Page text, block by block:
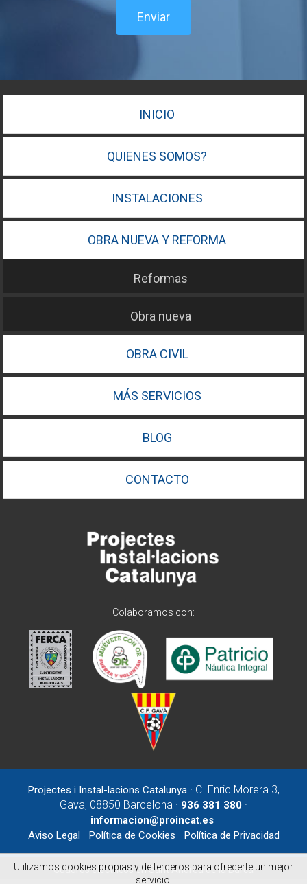
Enviar
INICIO
QUIENES SOMOS?
INSTALACIONES
OBRA NUEVA Y REFORMA
Reformas
Obra nueva
OBRA CIVIL
MÁS SERVICIOS
BLOG
CONTACTO
Colaboramos con:
Projectes i Instal-lacions Catalunya· C. Enric Morera 3,
Gava, 08850 Barcelona · 936 381 380 ·
informacion@proincat.es
Aviso Legal - Política de Cookies - Política de Privacidad
Cuadros eléctricos en Sant Andreu de la Barca
Utilizamos cookies propias y de terceros para ofrecerte un mejor
servicio.